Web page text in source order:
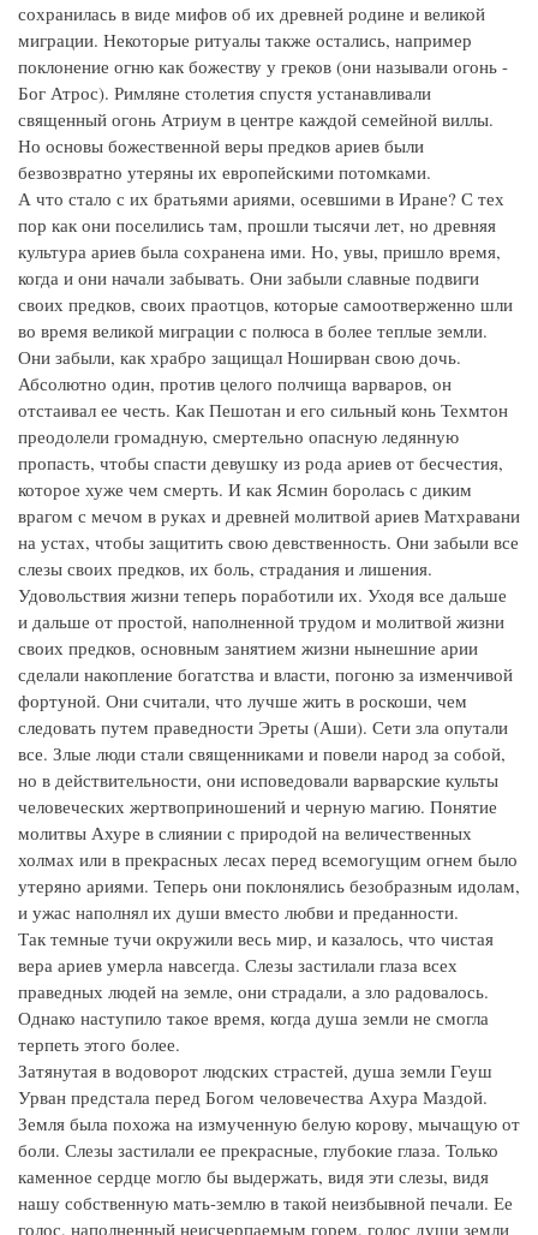
сохранилась в виде мифов об их древней родине и великой
миграции. Некоторые ритуалы также остались, например
поклонение огню как божеству у греков (они называли огонь -
Бог Атрос). Римляне столетия спустя устанавливали
священный огонь Атриум в центре каждой семейной виллы.
Но основы божественной веры предков ариев были
безвозвратно утеряны их европейскими потомками.
А что стало с их братьями ариями, осевшими в Иране? С тех
пор как они поселились там, прошли тысячи лет, но древняя
культура ариев была сохранена ими. Но, увы, пришло время,
когда и они начали забывать. Они забыли славные подвиги
своих предков, своих праотцов, которые самоотверженно шли
во время великой миграции с полюса в более теплые земли.
Они забыли, как храбро защищал Ноширван свою дочь.
Абсолютно один, против целого полчища варваров, он
отстаивал ее честь. Как Пешотан и его сильный конь Техмтон
преодолели громадную, смертельно опасную ледянную
пропасть, чтобы спасти девушку из рода ариев от бесчестия,
которое хуже чем смерть. И как Ясмин боролась с диким
врагом с мечом в руках и древней молитвой ариев Матхравани
на устах, чтобы защитить свою девственность. Они забыли все
слезы своих предков, их боль, страдания и лишения.
Удовольствия жизни теперь поработили их. Уходя все дальше
и дальше от простой, наполненной трудом и молитвой жизни
своих предков, основным занятием жизни нынешние арии
сделали накопление богатства и власти, погоню за изменчивой
фортуной. Они считали, что лучше жить в роскоши, чем
следовать путем праведности Эреты (Аши). Сети зла опутали
все. Злые люди стали священниками и повели народ за собой,
но в действительности, они исповедовали варварские культы
человеческих жертвоприношений и черную магию. Понятие
молитвы Ахуре в слиянии с природой на величественных
холмах или в прекрасных лесах перед всемогущим огнем было
утеряно ариями. Теперь они поклонялись безобразным идолам,
и ужас наполнял их души вместо любви и преданности.
Так темные тучи окружили весь мир, и казалось, что чистая
вера ариев умерла навсегда. Слезы застилали глаза всех
праведных людей на земле, они страдали, а зло радовалось.
Однако наступило такое время, когда душа земли не смогла
терпеть этого более.
Затянутая в водоворот людских страстей, душа земли Геуш
Урван предстала перед Богом человечества Ахура Маздой.
Земля была похожа на измученную белую корову, мычащую от
боли. Слезы застилали ее прекрасные, глубокие глаза. Только
каменное сердце могло бы выдержать, видя эти слезы, видя
нашу собственную мать-землю в такой неизбывной печали. Ее
голос, наполненный неисчерпаемым горем, голос души земли